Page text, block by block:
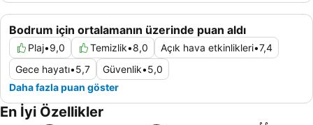
Bodrum için ortalamanın üzerinde puan aldı
Plaj•9,0 Temizlik•8,0 Açık hava etkinlikleri•7,4
Gece hayatı•5,7 Güvenlik•5,0
Daha fazla puan göster
En İyi Özellikler